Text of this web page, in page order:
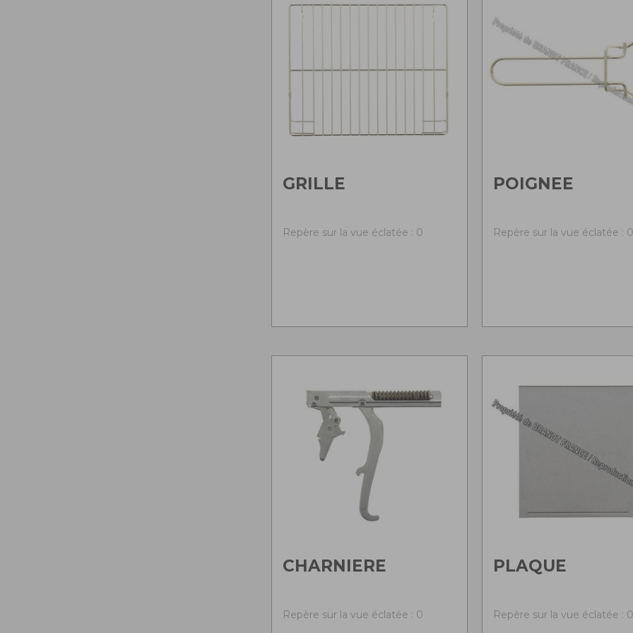
GRILLE
Repère sur la vue éclatée : 0
POIGNEE
Repère sur la vue éclatée : 0
CHARNIERE
Repère sur la vue éclatée : 0
PLAQUE
Repère sur la vue éclatée : 0